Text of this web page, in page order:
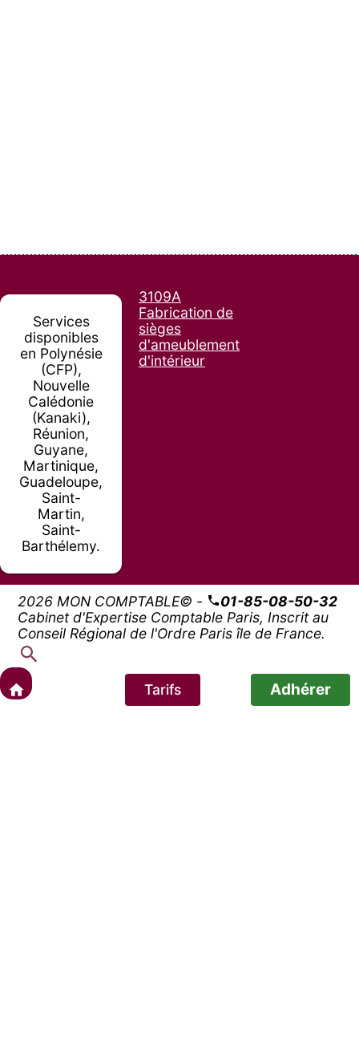
Services
disponibles
en Polynésie
(CFP),
Nouvelle
Calédonie
(Kanaki),
Réunion,
Guyane,
Martinique,
Guadeloupe,
Saint-
Martin,
Saint-
Barthélemy.
3109A
Fabrication de
sièges
d'ameublement
d'intérieur
2026 MON COMPTABLE© -
01-85-08-50-32
Cabinet d'Expertise Comptable Paris, Inscrit au
Conseil Régional de l'Ordre Paris île de France.
Tarifs Adhérer